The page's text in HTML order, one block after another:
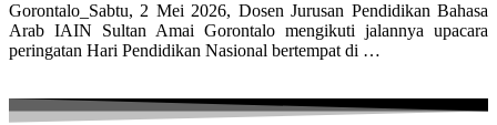
Gorontalo_Sabtu, 2 Mei 2026, Dosen Jurusan Pendidikan Bahasa
Arab IAIN Sultan Amai Gorontalo mengikuti jalannya upacara
peringatan Hari Pendidikan Nasional bertempat di …